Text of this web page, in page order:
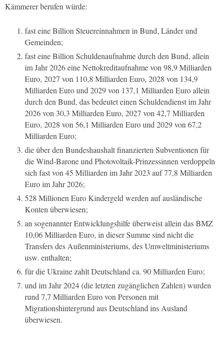
Kämmerer berufen würde:
fast eine Billion Steuereinnahmen in Bund, Länder und
Gemeinden;
fast eine Billion Schuldenaufnahme durch den Bund, allein
im Jahr 2026 eine Nettokreditaufnahme von 98,9 Milliarden
Euro, 2027 von 110,8 Milliarden Euro, 2028 von 134,9
Milliarden Euro und 2029 von 137,1 Milliarden Euro allein
durch den Bund, das bedeutet einen Schuldendienst im Jahr
2026 von 30,3 Milliarden Euro, 2027 von 42,7 Milliarden
Euro, 2028 von 56,1 Milliarden Euro und 2029 von 67,2
Milliarden Euro;
die über den Bundeshaushalt finanzierten Subventionen für
die Wind-Barone und Photovoltaik-Prinzessinnen verdoppeln
sich fast von 45 Milliarden im Jahr 2023 auf 77,8 Milliarden
Euro im Jahr 2026;
528 Millionen Euro Kindergeld werden auf ausländische
Konten überwiesen;
an sogenannter Entwicklungshilfe überweist allein das BMZ
10,06 Milliarden Euro, in dieser Summe sind nicht die
Transfers des Außenministeriums, des Umweltministeriums
usw. enthalten;
für die Ukraine zahlt Deutschland ca. 90 Milliarden Euro;
und im Jahr 2024 (die letzten zugänglichen Zahlen) wurden
rund 7,7 Milliarden Euro von Personen mit
Migrationshintergrund aus Deutschland ins Ausland
überwiesen.